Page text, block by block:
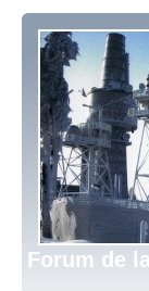
Forum de